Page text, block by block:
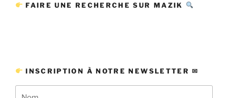
FAIRE UNE RECHERCHE SUR MAZIK
INSCRIPTION À NOTRE NEWSLETTER ✉